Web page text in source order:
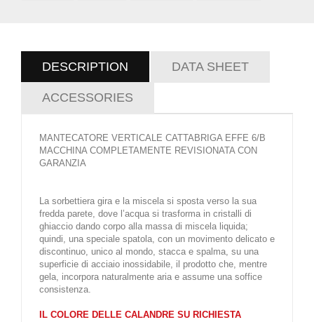
DESCRIPTION DATA SHEET
ACCESSORIES
MANTECATORE VERTICALE CATTABRIGA EFFE 6/B
MACCHINA COMPLETAMENTE REVISIONATA CON
GARANZIA
La sorbettiera gira e la miscela si sposta verso la sua
fredda parete, dove l’acqua si trasforma in cristalli di
ghiaccio dando corpo alla massa di miscela liquida;
quindi, una speciale spatola, con un movimento delicato e
discontinuo, unico al mondo, stacca e spalma, su una
superficie di acciaio inossidabile, il prodotto che, mentre
gela, incorpora naturalmente aria e assume una soffice
consistenza.
IL COLORE DELLE CALANDRE SU RICHIESTA